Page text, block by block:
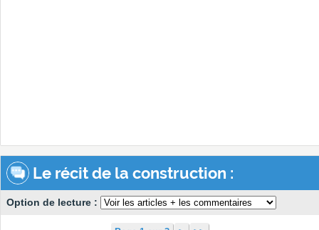
Le récit de la construction :
Option de lecture :